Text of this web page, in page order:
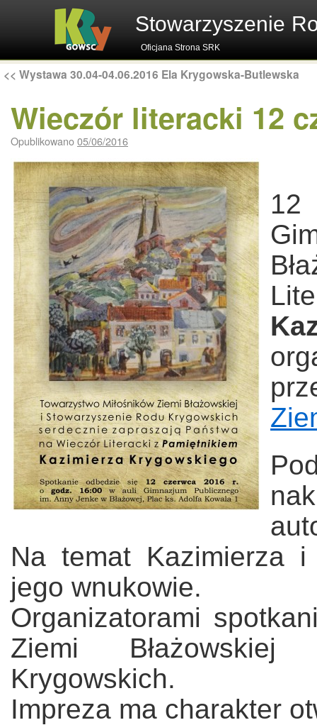
Stowarzyszenie
Oficjana Strona SRK
<< Wystawa 30.04-04.06.2016 Ela Krygowska-Butlewska
Wieczór literacki 12
Opublikowano05/06/2016
Na temat Kazimierza
jego wnukowie.
Organizatorami
Ziemi
Krygowskich.
Impreza ma charakter